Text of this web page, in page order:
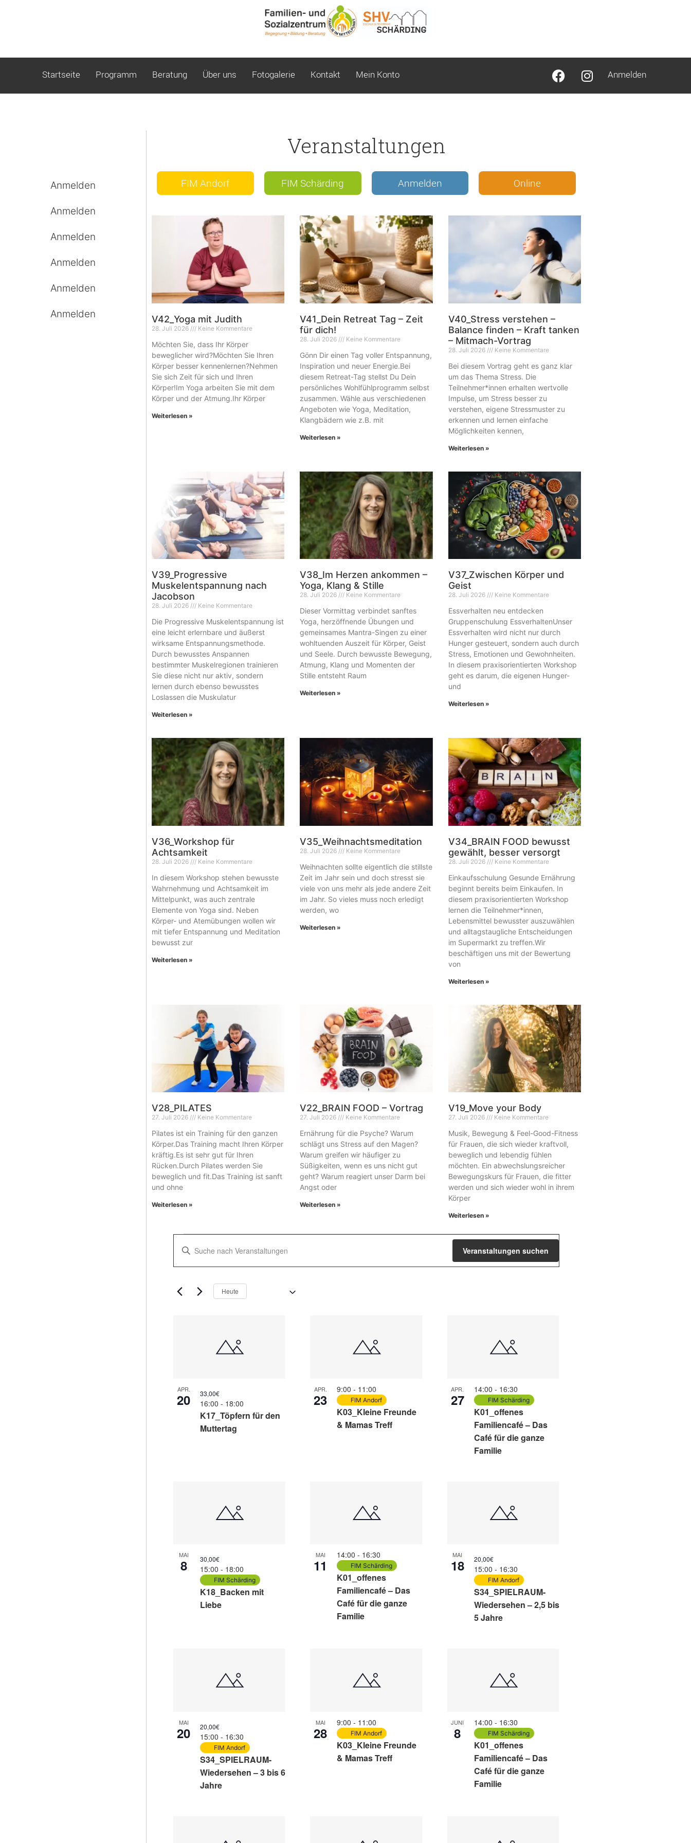
Startseite Programm Beratung Über uns Fotogalerie Kontakt Mein Konto Anmelden
Anmelden
Anmelden
Anmelden
Anmelden
Anmelden
Anmelden
Veranstaltungen
FIM Andorf FIM Schärding Anmelden Online
V42_Yoga mit Judith
28. Juli 2026 Keine Kommentare
Möchten Sie, dass Ihr Körper
beweglicher wird?Möchten Sie Ihren
Körper besser kennenlernen?Nehmen
Sie sich Zeit für sich und Ihren
Körper!Im Yoga arbeiten Sie mit dem
Körper und der Atmung.Ihr Körper
Weiterlesen »
V41_Dein Retreat Tag – Zeit
für dich!
28. Juli 2026 Keine Kommentare
Gönn Dir einen Tag voller Entspannung,
Inspiration und neuer Energie.Bei
diesem Retreat-Tag stellst Du Dein
persönliches Wohlfühlprogramm selbst
zusammen. Wähle aus verschiedenen
Angeboten wie Yoga, Meditation,
Klangbädern wie z.B. mit
Weiterlesen »
V40_Stress verstehen –
Balance finden – Kraft tanken
– Mitmach-Vortrag
28. Juli 2026 Keine Kommentare
Bei diesem Vortrag geht es ganz klar
um das Thema Stress. Die
Teilnehmer*innen erhalten wertvolle
Impulse, um Stress besser zu
verstehen, eigene Stressmuster zu
erkennen und lernen einfache
Möglichkeiten kennen,
Weiterlesen »
V39_Progressive
Muskelentspannung nach
Jacobson
28. Juli 2026 Keine Kommentare
Die Progressive Muskelentspannung ist
eine leicht erlernbare und äußerst
wirksame Entspannungsmethode.
Durch bewusstes Anspannen
bestimmter Muskelregionen trainieren
Sie diese nicht nur aktiv, sondern
lernen durch ebenso bewusstes
Loslassen die Muskulatur
Weiterlesen »
V38_Im Herzen ankommen –
Yoga, Klang & Stille
28. Juli 2026 Keine Kommentare
Dieser Vormittag verbindet sanftes
Yoga, herzöffnende Übungen und
gemeinsames Mantra-Singen zu einer
wohltuenden Auszeit für Körper, Geist
und Seele. Durch bewusste Bewegung,
Atmung, Klang und Momenten der
Stille entsteht Raum
Weiterlesen »
V37_Zwischen Körper und
Geist
28. Juli 2026 Keine Kommentare
Essverhalten neu entdecken
Gruppenschulung EssverhaltenUnser
Essverhalten wird nicht nur durch
Hunger gesteuert, sondern auch durch
Stress, Emotionen und Gewohnheiten.
In diesem praxisorientierten Workshop
geht es darum, die eigenen Hunger-
und
Weiterlesen »
V36_Workshop für
Achtsamkeit
28. Juli 2026 Keine Kommentare
In diesem Workshop stehen bewusste
Wahrnehmung und Achtsamkeit im
Mittelpunkt, was auch zentrale
Elemente von Yoga sind. Neben
Körper- und Atemübungen wollen wir
mit tiefer Entspannung und Meditation
bewusst zur
Weiterlesen »
V35_Weihnachtsmeditation
28. Juli 2026 Keine Kommentare
Weihnachten sollte eigentlich die stillste
Zeit im Jahr sein und doch stresst sie
viele von uns mehr als jede andere Zeit
im Jahr. So vieles muss noch erledigt
werden, wo
Weiterlesen »
V34_BRAIN FOOD bewusst
gewählt, besser versorgt
28. Juli 2026 Keine Kommentare
Einkaufsschulung Gesunde Ernährung
beginnt bereits beim Einkaufen. In
diesem praxisorientierten Workshop
lernen die Teilnehmer*innen,
Lebensmittel bewusster auszuwählen
und alltagstaugliche Entscheidungen
im Supermarkt zu treffen.Wir
beschäftigen uns mit der Bewertung
von
Weiterlesen »
V28_PILATES
27. Juli 2026 Keine Kommentare
Pilates ist ein Training für den ganzen
Körper.Das Training macht Ihren Körper
kräftig.Es ist sehr gut für Ihren
Rücken.Durch Pilates werden Sie
beweglich und fit.Das Training ist sanft
und ohne
Weiterlesen »
V22_BRAIN FOOD – Vortrag
27. Juli 2026 Keine Kommentare
Ernährung für die Psyche? Warum
schlägt uns Stress auf den Magen?
Warum greifen wir häufiger zu
Süßigkeiten, wenn es uns nicht gut
geht? Warum reagiert unser Darm bei
Angst oder
Weiterlesen »
V19_Move your Body
27. Juli 2026 Keine Kommentare
Musik, Bewegung & Feel-Good-Fitness
für Frauen, die sich wieder kraftvoll,
beweglich und lebendig fühlen
möchten. Ein abwechslungsreicher
Bewegungskurs für Frauen, die fitter
werden und sich wieder wohl in ihrem
Körper
Weiterlesen »
Veranstaltungen
Suche
und
Ansichten,
Bitte
Schlüsselwort
Suche
Veranstaltungen
Schlüsselwort.
Veranstaltungen suchen
Veranstaltung
Ansichten-
Heute
in
Photo
View
APR.
20
K17_Töpfern für den
Muttertag
16:00 - 18:00
33,00€ APR.
23
K03_Kleine Freunde
& Mamas Treff
9:00- 11:00
FIM Andorf
APR.
27
K01_offenes
Familiencafé – Das
Café für die ganze
Familie
14:00 - 16:30
FIM Schärding
MAI
8
K18_Backen mit
Liebe
15:00 - 18:00
FIM Schärding
30,00€ MAI
11
K01_offenes
Familiencafé – Das
Café für die ganze
Familie
14:00- 16:30
FIM Schärding
MAI
18
S34_SPIELRAUM-
Wiedersehen – 2,5 bis
5 Jahre
15:00 - 16:30
FIM Andorf
20,00€
MAI
20
S34_SPIELRAUM-
Wiedersehen – 3 bis 6
Jahre
15:00 - 16:30
FIM Andorf
20,00€ MAI
28
K03_Kleine Freunde
& Mamas Treff
9:00- 11:00
FIM Andorf
JUNI
8
K01_offenes
Familiencafé – Das
Café für die ganze
Familie
14:00 - 16:30
FIM Schärding